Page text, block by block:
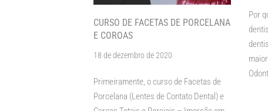
CURSO DE FACETAS DE PORCELANA
E COROAS
18 de dezembro de 2020
Primeiramente, o curso de Facetas de
Porcelana (Lentes de Contato Dental) e
Por